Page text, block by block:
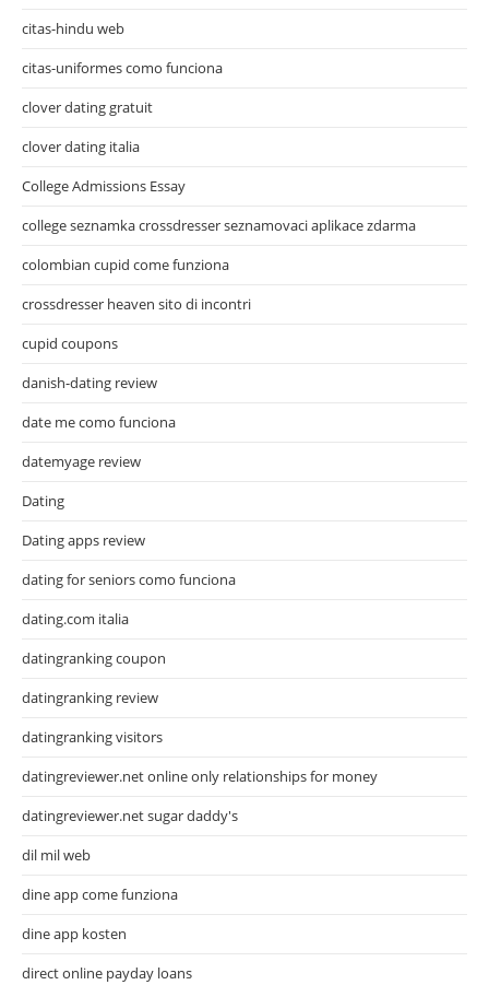
citas-hindu web
citas-uniformes como funciona
clover dating gratuit
clover dating italia
College Admissions Essay
college seznamka crossdresser seznamovaci aplikace zdarma
colombian cupid come funziona
crossdresser heaven sito di incontri
cupid coupons
danish-dating review
date me como funciona
datemyage review
Dating
Dating apps review
dating for seniors como funciona
dating.com italia
datingranking coupon
datingranking review
datingranking visitors
datingreviewer.net online only relationships for money
datingreviewer.net sugar daddy's
dil mil web
dine app come funziona
dine app kosten
direct online payday loans